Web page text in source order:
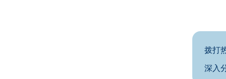
拨打
深入